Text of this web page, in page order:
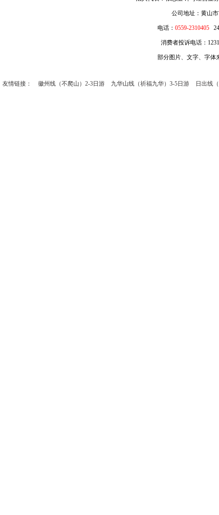
公司地址：黄山
电话： 0559-231040524
消费者投诉电话：
部分图片、文字、字体
友情链接： 徽州线（不爬山）2-3日游 九华山线（祈福九华）3-5日游 日出线